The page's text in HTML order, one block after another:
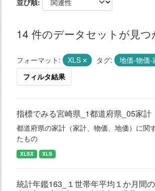
並び順
14 件のデータセットが見
フォーマット: XLS タグ:
地価-物価-
フィルタ結果
指標でみる宮崎県_1都道府県_05家計
都道府県の家計（家計、物価、地価）に関
たもの
XLSX XLS
統計年鑑163_１世帯年平均１か月間